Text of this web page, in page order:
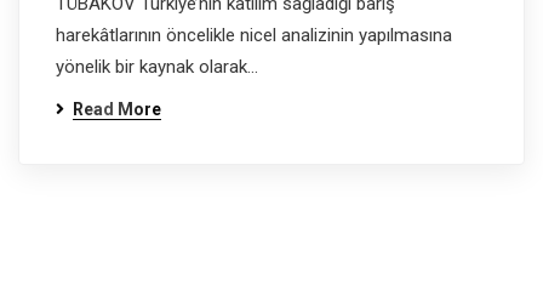
harekâtlarının öncelikle nicel analizinin yapılmasına
yönelik bir kaynak olarak…
Read More